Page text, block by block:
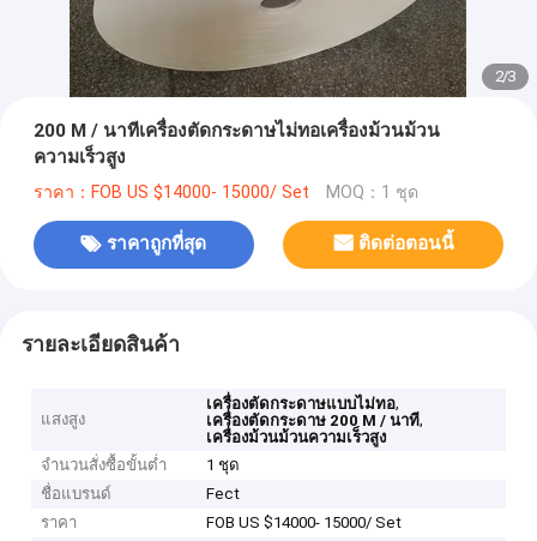
2/3
200 M / นาทีเครื่องตัดกระดาษไม่ทอเครื่องม้วนม้วน
ความเร็วสูง
ราคา：FOB US $14000- 15000/ Set MOQ：1 ชุด
ราคาถูกที่สุด ติดต่อตอนนี้
รายละเอียดสินค้า
แสงสูง
เครื่องตัดกระดาษแบบไม่ทอ,
เครื่องตัดกระดาษ 200 M / นาที,
เครื่องม้วนม้วนความเร็วสูง
จำนวนสั่งซื้อขั้นต่ำ
1 ชุด
ชื่อแบรนด์
Fect
ราคา
FOB US $14000- 15000/ Set